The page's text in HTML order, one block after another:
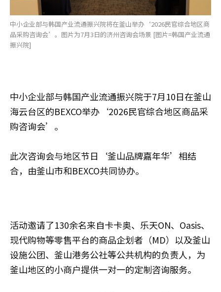
中小企业部与韩国产业流通振兴院将在釜山举办‘2026民官综合地区商
品采购咨询会’。图片为7月3日的济州咨询会场景 [图片=韩国产业流通
振兴院]
中小企业部与韩国产业流通振兴院于7月10日在釜山
海云台区的BEXCO举办‘2026民官综合地区商品采
购咨询会’。
此次咨询会与地区节日‘釜山品牌嘉年华’相结
合，由釜山市和BEXCO共同协办。
活动邀请了130余名来自卡卡奥、乐天ON、Oasis、
现代购物等零售平台的商品企划者（MD）以及釜山
设施公团、釜山港务公社等公共机构的负责人，为
釜山地区的小商户提供一对一的定制咨询服务。